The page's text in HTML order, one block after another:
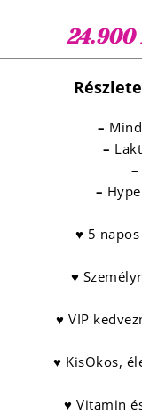
24.900
–
–
–
–
♥ 5
♥
♥ VIP
♥ KisOkos,
♥ Vitamin